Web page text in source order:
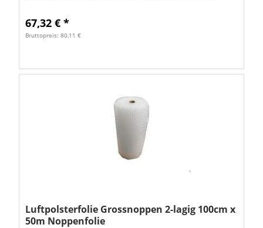
67,32 € *
Bruttopreis: 80,11 €
Luftpolsterfolie Grossnoppen 2-lagig 100cm x
50m Noppenfolie